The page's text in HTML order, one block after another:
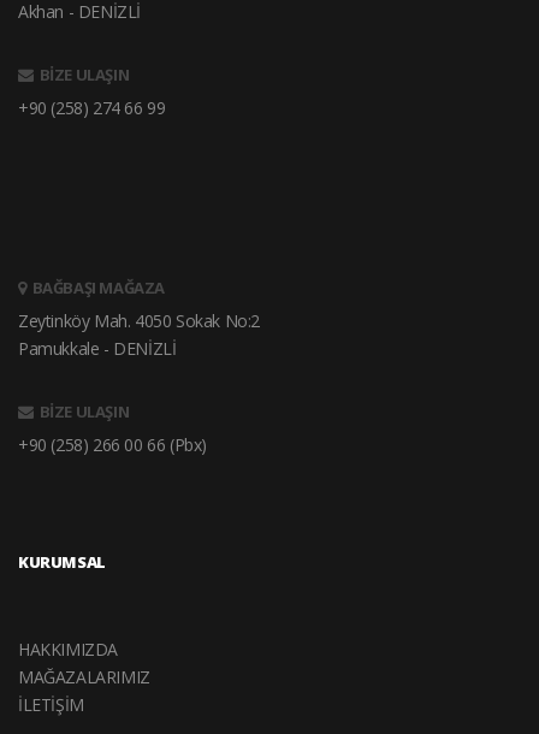
Akhan - DENİZLİ
BİZE ULAŞIN
+90 (258) 274 66 99
BAĞBAŞI MAĞAZA
Zeytinköy Mah. 4050 Sokak No:2
Pamukkale - DENİZLİ
BİZE ULAŞIN
+90 (258) 266 00 66 (Pbx)
KURUMSAL
HAKKIMIZDA
MAĞAZALARIMIZ
İLETİŞİM